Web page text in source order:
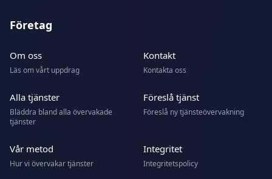
Företag
Om oss
Läs om vårt uppdrag
Kontakt
Kontakta oss
Alla tjänster
Bläddra bland alla övervakade
tjänster
Föreslå tjänst
Föreslå ny tjänsteövervakning
Vår metod
Hur vi övervakar tjänster
Integritet
Integritetspolicy